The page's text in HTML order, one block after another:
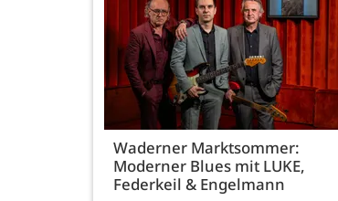
Waderner Marktsommer:
Moderner Blues mit LUKE,
Federkeil & Engelmann